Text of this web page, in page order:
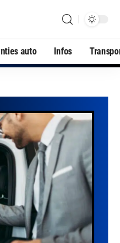
auto Infos